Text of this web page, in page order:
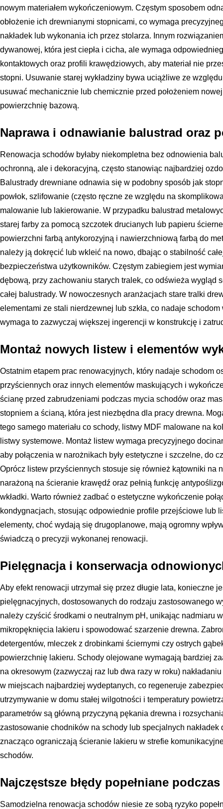
nowym materiałem wykończeniowym. Częstym sposobem
obłożenie ich drewnianymi stopnicami, co wymaga
nakładek lub wykonania ich przez stolarza. Innym
dywanowej, która jest ciepła i cicha, ale wymaga
kontaktowych oraz profili krawędziowych, aby materiał nie
stopni. Usuwanie starej wykładziny bywa uciążliwe ze
usuwać mechanicznie lub chemicznie przed położeniem
powierzchnię bazową.
Naprawa i odnawianie balustrad oraz
Renowacja schodów byłaby niekompletna bez odnowienia
ochronną, ale i dekoracyjną, często stanowiąc najbardziej
Balustrady drewniane odnawia się w podobny sposób jak
powłok, szlifowanie (często ręczne ze względu na
malowanie lub lakierowanie. W przypadku balustrad
starej farby za pomocą szczotek drucianych lub papieru
powierzchni farbą antykorozyjną i nawierzchniową farbą do
należy ją dokręcić lub wkleić na nowo, dbając o stabilność
bezpieczeństwa użytkowników. Częstym zabiegiem jest
dębową, przy zachowaniu starych tralek, co odświeża wygląd
całej balustrady. W nowoczesnych aranżacjach stare tralki
elementami ze stali nierdzewnej lub szkła, co nadaje schodom
wymaga to zazwyczaj większej ingerencji w konstrukcję i
Montaż nowych listew i elementów
Ostatnim etapem prac renowacyjnych, który nadaje schodom
przyściennych oraz innych elementów maskujących i
ścianę przed zabrudzeniami podczas mycia schodów oraz
stopniem a ścianą, która jest niezbędna dla pracy drewna.
tego samego materiału co schody, listwy MDF malowane na
listwy systemowe. Montaż listew wymaga precyzyjnego
aby połączenia w narożnikach były estetyczne i szczelne, do
Oprócz listew przyściennych stosuje się również kątowniki na
narażoną na ścieranie krawędź oraz pełnią funkcję
wkładki. Warto również zadbać o estetyczne wykończenie
kondygnacjach, stosując odpowiednie profile przejściowe lub
elementy, choć wydają się drugoplanowe, mają ogromny
świadczą o precyzji wykonanej renowacji.
Pielęgnacja i konserwacja
Aby efekt renowacji utrzymał się przez długie lata, konieczne
pielęgnacyjnych, dostosowanych do rodzaju zastosowanego
należy czyścić środkami o neutralnym pH, unikając nadmiaru
mikropęknięcia lakieru i spowodować szarzenie drewna.
detergentów, mleczek z drobinkami ściernymi czy ostrych
powierzchnię lakieru. Schody olejowane wymagają bardziej
na okresowym (zazwyczaj raz lub dwa razy w roku)
w miejscach najbardziej wydeptanych, co regeneruje
utrzymywanie w domu stałej wilgotności i temperatury
parametrów są główną przyczyną pękania drewna i
zastosowanie chodników na schody lub specjalnych nakładek
znacząco ograniczają ścieranie lakieru w strefie
schodów.
Najczęstsze błędy popełniane
Samodzielna renowacja schodów niesie ze sobą ryzyko